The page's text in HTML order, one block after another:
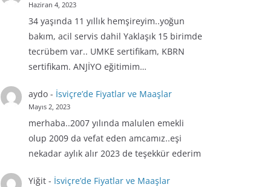
Haziran 4, 2023
34 yaşında 11 yıllık hemşireyim..yoğun
bakım, acil servis dahil Yaklaşık 15 birimde
tecrübem var.. UMKE sertifikam, KBRN
sertifikam. ANJİYO eğitimim…
aydo- İsviçre’de Fiyatlar ve Maaşlar
Mayıs 2, 2023
merhaba..2007 yılında malulen emekli
olup 2009 da vefat eden amcamız..eşi
nekadar aylık alır 2023 de teşekkür ederim
Yiğit- İsviçre’de Fiyatlar ve Maaşlar